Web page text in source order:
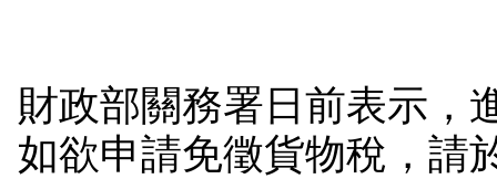
財政部關務署日前表示，
如欲申請免徵貨物稅，請